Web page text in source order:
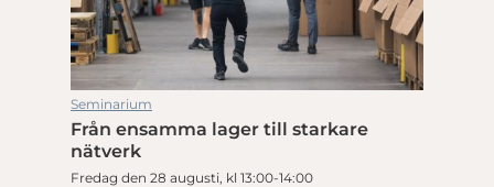
Seminarium
Från ensamma lager till starkare
nätverk
Fredag den 28 augusti, kl 13:00-14:00